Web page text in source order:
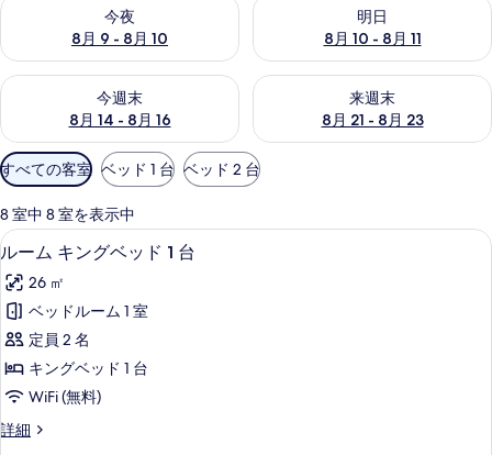
今夜
8月 9 - 8月 10
明日
8月 10 - 8月 11
今週末
8月 14 - 8月 16
今週末 8月 14 - 8月 16 の空室状況をチェック
来週末
8月 21 - 8月 23
来週末 8月 21 - 8月 23 の空室
利
用
可
能
な
客
室
の
り
込
み
すべての客室 ベッド 1 台 ベッド 2 台
8 室中 8 室を表示中
ル
ー
ム
キ
ン
グ
ッ
高級寝具、セーフティボックス (室内
9
ルーム キングベッド 1 台
26 ㎡
ベッドルーム 1 室
定員 2 名
キングベッド 1 台
WiFi (無料)
詳細
ル